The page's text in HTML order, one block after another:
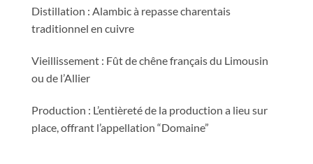
Distillation : Alambic à repasse charentais
traditionnel en cuivre
Vieillissement : Fût de chêne français du Limousin
ou de l’Allier
Production : L’entièreté de la production a lieu sur
place, offrant l’appellation “Domaine”